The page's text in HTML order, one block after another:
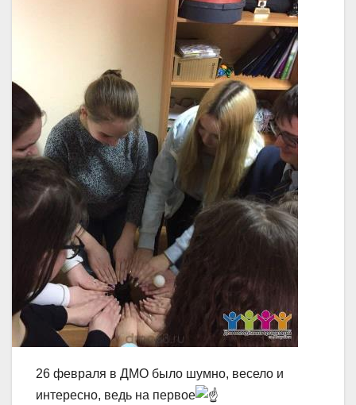
26 февраля в ДМО было шумно, весело и
интересно, ведь на первое